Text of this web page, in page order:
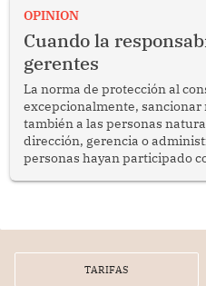
enfrenta desafíos en materia
OPINION
Cuando la
gerentes
La norma de protección al
excepcionalmente, sancionar
también a las personas
dirección, gerencia o
personas hayan participado
por la frustrada realización
TARIFAS